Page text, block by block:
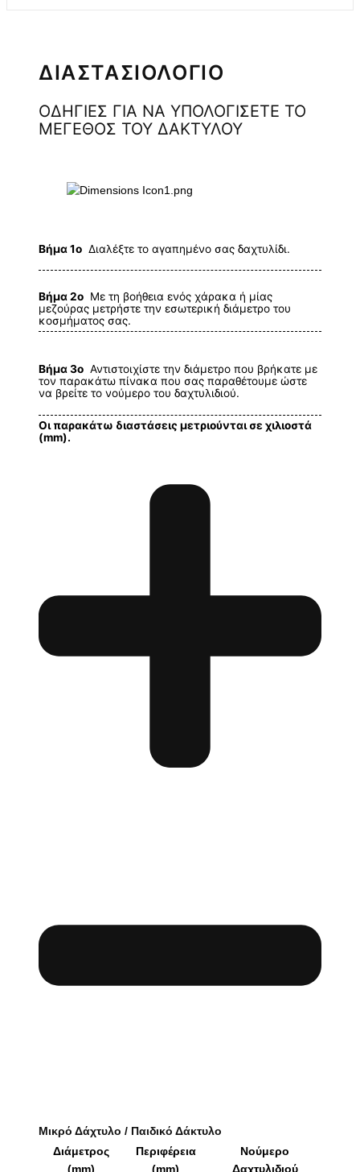
ΔΙΑΣΤΑΣΙΟΛΟΓΙΟ
ΟΔΗΓΙΕΣ ΓΙΑ ΝΑ ΥΠΟΛΟΓΙΣΕΤΕ ΤΟ
ΜΕΓΕΘΟΣ ΤΟΥ ΔΑΚΤΥΛΟΥ
Βήμα 1ο Διαλέξτε το αγαπημένο σας δαχτυλίδι.
Βήμα 2ο Με τη βοήθεια ενός χάρακα ή μίας
μεζούρας μετρήστε την εσωτερική διάμετρο του
κοσμήματος σας.
Βήμα 3ο Αντιστοιχίστε την διάμετρο που βρήκατε με
τον παρακάτω πίνακα που σας παραθέτουμε ώστε
να βρείτε το νούμερο του δαχτυλιδιού.
Οι παρακάτω διαστάσεις μετριούνται σε χιλιοστά
(mm).
Μικρό Δάχτυλο / Παιδικό Δάκτυλο
Διάμετρος
(mm)
Περιφέρεια
(mm)
Νούμερο
Δαχτυλιδιού